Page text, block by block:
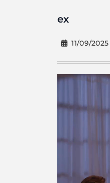
ex
11/09/2025
Lecteur